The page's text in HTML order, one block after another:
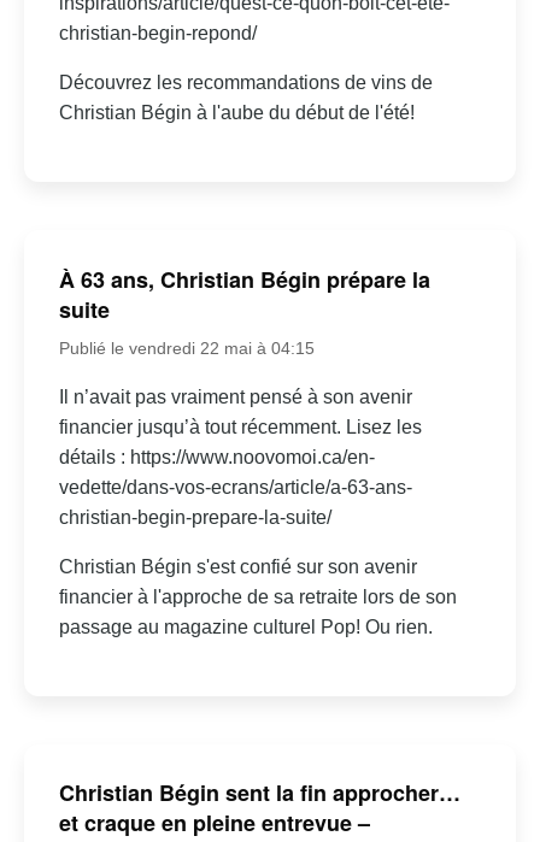
christian-begin-repond/
Découvrez les recommandations de vins de
Christian Bégin à l'aube du début de l'été!
À 63 ans, Christian Bégin prépare la
suite
Publié le vendredi 22 mai à 04:15
Il n’avait pas vraiment pensé à son avenir
financier jusqu’à tout récemment. Lisez les
détails : https://www.noovomoi.ca/en-
vedette/dans-vos-ecrans/article/a-63-ans-
christian-begin-prepare-la-suite/
Christian Bégin s'est confié sur son avenir
financier à l'approche de sa retraite lors de son
passage au magazine culturel Pop! Ou rien.
Christian Bégin sent la fin approcher…
et craque en pleine entrevue –